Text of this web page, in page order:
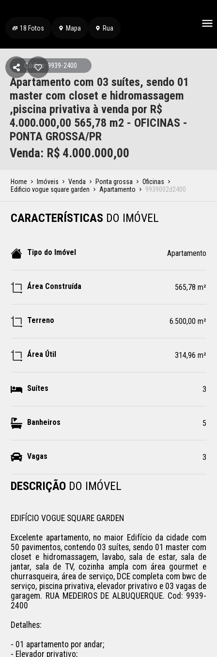
18 Fotos Mapa Rua
Código: 9939-2400
Apartamento com 03 suítes, sendo 01
master com closet e hidromassagem
,piscina privativa à venda por R$
4.000.000,00 565,78 m2 - OFICINAS -
PONTA GROSSA/PR
Venda: R$ 4.000.000,00
Home Imóveis Venda Ponta grossa
Oficinas
Edificio vogue square garden
Apartamento 9939002d2400
CARACTERÍSTICAS DO IMÓVEL
Tipo do Imóvel Apartamento
Área Construída 565,78 m²
Terreno 6.500,00 m²
Área Útil 314,96 m²
Suítes 3
Banheiros 5
Vagas 3
DESCRIÇÃO DO IMÓVEL
EDIFÍCIO VOGUE SQUARE GARDEN
Excelente apartamento, no maior Edifício da cidade com
50 pavimentos, contendo 03 suítes, sendo 01 master com
closet e hidromassagem, lavabo, sala de estar, sala de
jantar, sala de TV, cozinha ampla com área gourmet e
churrasqueira, área de serviço, DCE completa com bwc de
serviço, piscina privativa, elevador privativo e 03 vagas de
garagem. RUA MEDEIROS DE ALBUQUERQUE. Cod: 9939-
2400
Detalhes:
- 01 apartamento por andar;
- Elevador privativo;